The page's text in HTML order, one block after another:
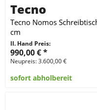
Tecno
Tecno Nomos
cm
II. Hand Preis:
990,00 €*
Neupreis: 3.600,00 €
sofort abholbereit